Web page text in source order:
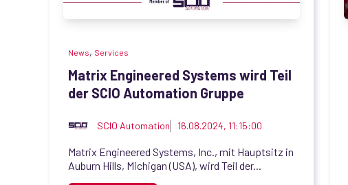
News, Services
Matrix Engineered Systems wird Teil
der SCIO Automation Gruppe
SCIO Automation 16.08.2024, 11:15:00
Matrix Engineered Systems, Inc., mit Hauptsitz in
Auburn Hills, Michigan (USA), wird Teil der...